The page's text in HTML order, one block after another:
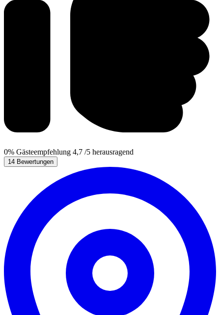
0% Gästeempfehlung 4,7 /5 herausragend
14 Bewertungen